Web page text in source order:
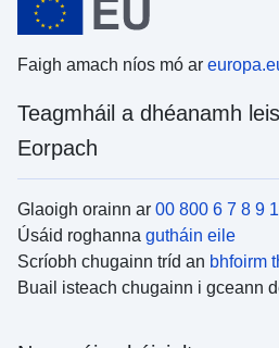
Faigh amach níos mó ar
Teagmháil a dhéanamh
Eorpach
Glaoigh orainn ar 00 800 6 7 8 9
Úsáid roghanna gutháin eile
Scríobh chugainn tríd an bhfoirm
Buail isteach chugainn i gceann